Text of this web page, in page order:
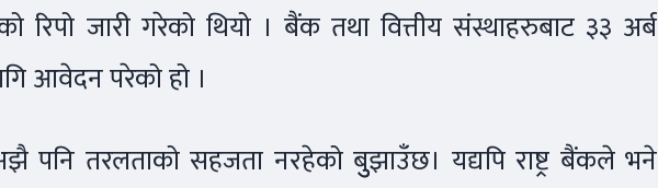
रिपो जारी गरेको थियो । बैंक तथा वित्तीय संस्थाहरुबाट ३३ अर्ब
आवेदन परेको हो ।
पनि तरलताको सहजता नरहेको बुुझाउँछ। यद्यपि राष्ट्र बैंकले भने